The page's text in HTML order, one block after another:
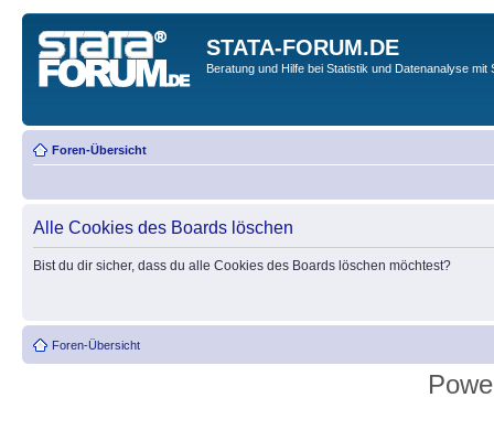
STATA-FORUM.DE
Beratung und Hilfe bei Statistik und Datenanalyse mit
Foren-Übersicht
Alle Cookies des Boards löschen
Bist du dir sicher, dass du alle Cookies des Boards löschen möchtest?
Foren-Übersicht